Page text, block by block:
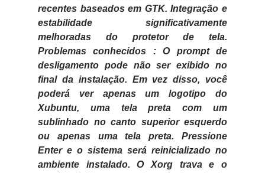
recentes baseados em GTK. Integração e
estabilidade significativamente
melhoradas do protetor de tela.
Problemas conhecidos
: O prompt de
desligamento pode não ser exibido no
final da instalação. Em vez disso, você
poderá ver apenas um logotipo do
Xubuntu, uma tela preta com um
sublinhado no canto superior esquerdo
ou apenas uma tela preta. Pressione
Enter e o sistema será reinicializado no
ambiente instalado. O Xorg trava e o